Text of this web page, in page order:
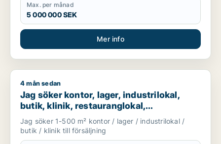
Max. per månad
5 000 000 SEK
Mer info
Jag söker kontor, lager, industrilokal, butik, klinik,
4 mån sedan
Jag söker kontor, lager, industrilokal,
butik, klinik, restauranglokal,
fastighetsmark, bostadsfastighet, hotell
eller garage till salu i Linköping,
Falkenberg eller Varberg m.fl.
Jag söker 1-500 m² kontor / lager / industrilokal /
butik / klinik till försäljning